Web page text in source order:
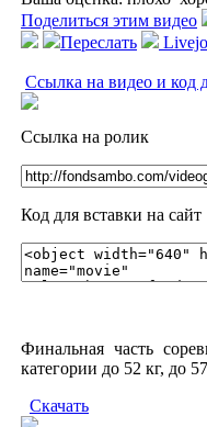
Поделиться этим видео
Переслать
Ссылка на видео и код
Ссылка на ролик
Код для вставки на сайт
Финальная часть
категории до 52 кг, до
Скачать